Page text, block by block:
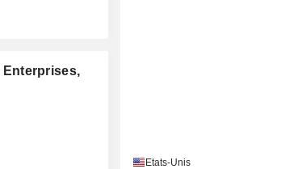
Enterprises,
Etats-Unis